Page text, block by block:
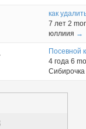
как
7 лет 2
юллиия →
Посевной
4 года 6
Сибирочка